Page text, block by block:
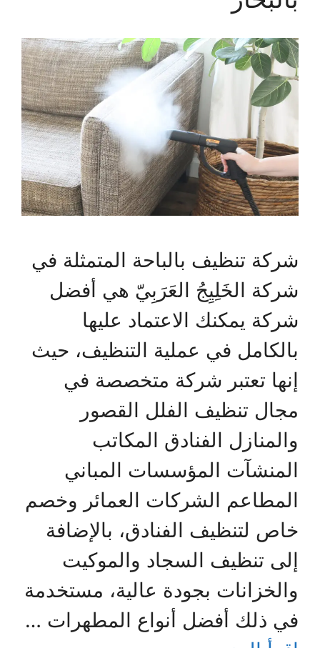
شركة تنظيف بالباحة المتمثلة في
شركة الخَلِيِجُ العَرَبِيّ هي أفضل
شركة يمكنك الاعتماد عليها
بالكامل في عملية التنظيف، حيث
إنها تعتبر شركة متخصصة في
مجال تنظيف الفلل القصور
والمنازل الفنادق المكاتب
المنشآت المؤسسات المباني
المطاعم الشركات العمائر وخصم
خاص لتنظيف الفنادق، بالإضافة
إلى تنظيف السجاد والموكيت
والخزانات بجودة عالية، مستخدمة
في ذلك أفضل أنواع المطهرات …